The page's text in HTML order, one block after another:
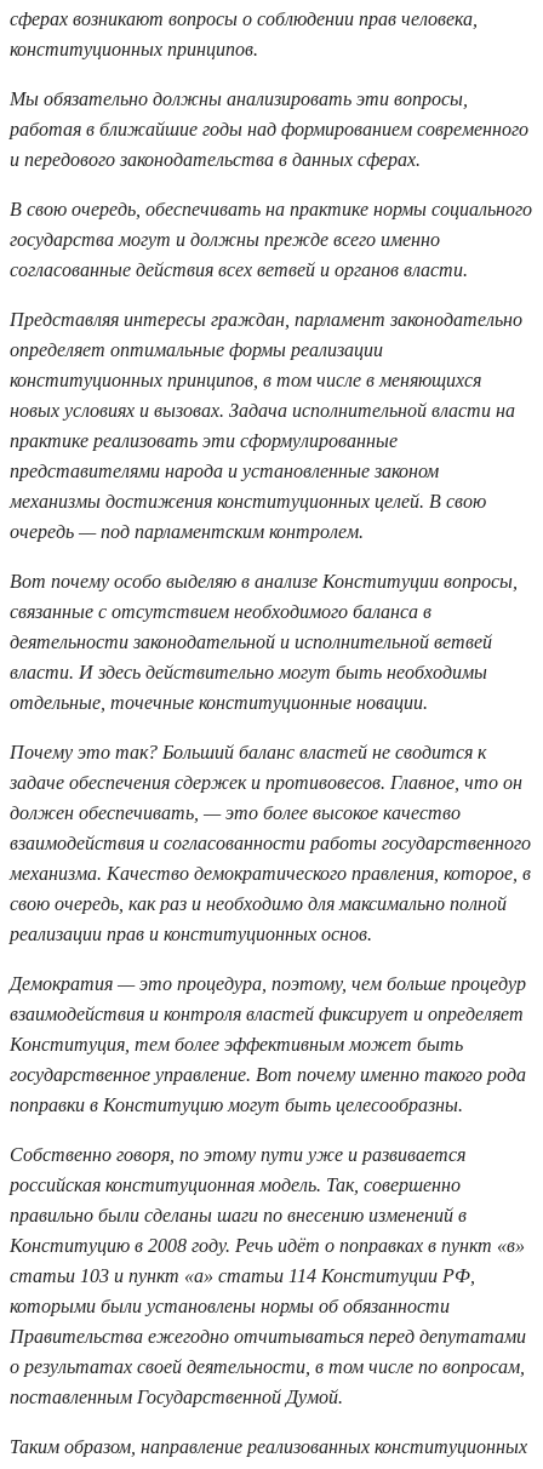
сферах возникают вопросы о соблюдении прав человека,
конституционных принципов.
Мы обязательно должны анализировать эти вопросы,
работая в ближайшие годы над формированием современного
и передового законодательства в данных сферах.
В свою очередь, обеспечивать на практике нормы социального
государства могут и должны прежде всего именно
согласованные действия всех ветвей и органов власти.
Представляя интересы граждан, парламент законодательно
определяет оптимальные формы реализации
конституционных принципов, в том числе в меняющихся
новых условиях и вызовах. Задача исполнительной власти на
практике реализовать эти сформулированные
представителями народа и установленные законом
механизмы достижения конституционных целей. В свою
очередь — под парламентским контролем.
Вот почему особо выделяю в анализе Конституции вопросы,
связанные с отсутствием необходимого баланса в
деятельности законодательной и исполнительной ветвей
власти. И здесь действительно могут быть необходимы
отдельные, точечные конституционные новации.
Почему это так? Больший баланс властей не сводится к
задаче обеспечения сдержек и противовесов. Главное, что он
должен обеспечивать, — это более высокое качество
взаимодействия и согласованности работы государственного
механизма. Качество демократического правления, которое, в
свою очередь, как раз и необходимо для максимально полной
реализации прав и конституционных основ.
Демократия — это процедура, поэтому, чем больше процедур
взаимодействия и контроля властей фиксирует и определяет
Конституция, тем более эффективным может быть
государственное управление. Вот почему именно такого рода
поправки в Конституцию могут быть целесообразны.
Собственно говоря, по этому пути уже и развивается
российская конституционная модель. Так, совершенно
правильно были сделаны шаги по внесению изменений в
Конституцию в 2008 году. Речь идёт о поправках в пункт «в»
статьи 103 и пункт «а» статьи 114 Конституции РФ,
которыми были установлены нормы об обязанности
Правительства ежегодно отчитываться перед депутатами
о результатах своей деятельности, в том числе по вопросам,
поставленным Государственной Думой.
Таким образом, направление реализованных конституционных